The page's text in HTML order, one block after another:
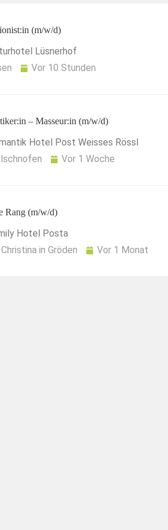
(m/w/d)
Lüsnerhof
Vor 10 Stunden
– Masseur:in (m/w/d)
Hotel Post Weisses Rössl
Vor 1 Woche
Rang (m/w/d)
Hotel Posta
in Gröden
Vor 1 Monat